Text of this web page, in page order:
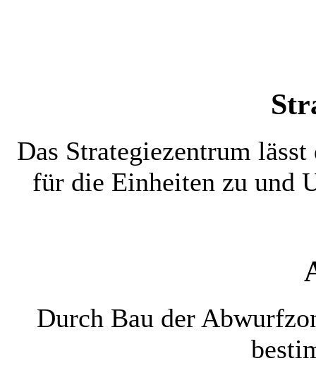
Das Strategiezentrum
für die Einheiten zu und
Durch Bau der